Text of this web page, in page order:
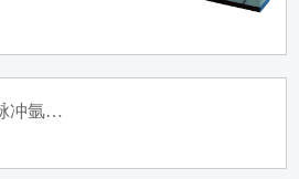
HT400D数字化直流脉冲氩弧焊机